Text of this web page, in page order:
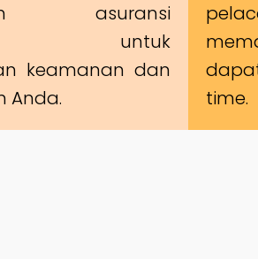
asuransi
untuk
keamanan dan
Anda.
time.